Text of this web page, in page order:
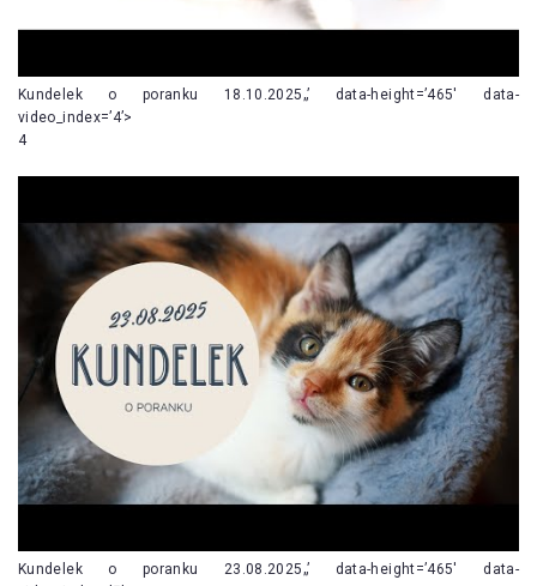
Kundelek o poranku 18.10.2025„’ data-height=’465′ data-
video_index=’4’>
4
Kundelek o poranku 23.08.2025„’ data-height=’465′ data-